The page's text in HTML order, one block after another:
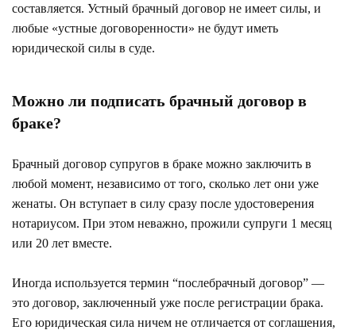
составляется. Устный брачный договор не имеет силы, и
любые «устные договоренности» не будут иметь
юридической силы в суде.
Можно ли подписать брачный договор в
браке?
Брачный договор супругов в браке можно заключить в
любой момент, независимо от того, сколько лет они уже
женаты. Он вступает в силу сразу после удостоверения
нотариусом. При этом неважно, прожили супруги 1 месяц
или 20 лет вместе.
Иногда используется термин “послебрачный договор” —
это договор, заключенный уже после регистрации брака.
Его юридическая сила ничем не отличается от соглашения,